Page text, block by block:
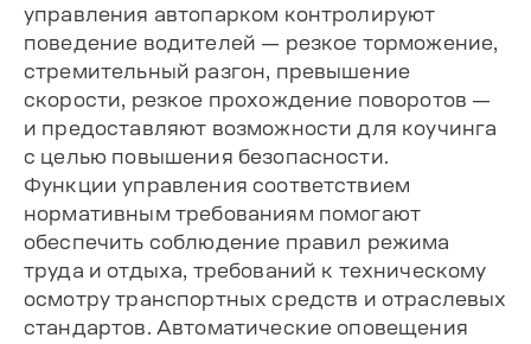
управления автопарком контролируют
поведение водителей — резкое торможение,
стремительный разгон, превышение
скорости, резкое прохождение поворотов —
и предоставляют возможности для коучинга
с целью повышения безопасности.
Функции управления соответствием
нормативным требованиям помогают
обеспечить соблюдение правил режима
труда и отдыха, требований к техническому
осмотру транспортных средств и отраслевых
стандартов. Автоматические оповещения